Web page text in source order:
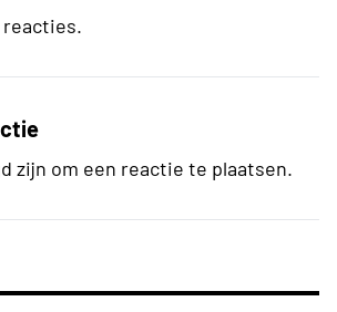
reacties.
zijn om een reactie te plaatsen.